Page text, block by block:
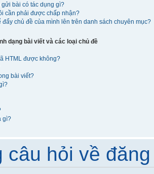
gửi bài có tác dụng gì?
cần phải được chấp nhận?
đẩy chủ đề của mình lên trên danh sách chuyên mục?
dạng bài viết và các loại chủ đề
HTML được không?
bài viết?
gì?
câu hỏi về